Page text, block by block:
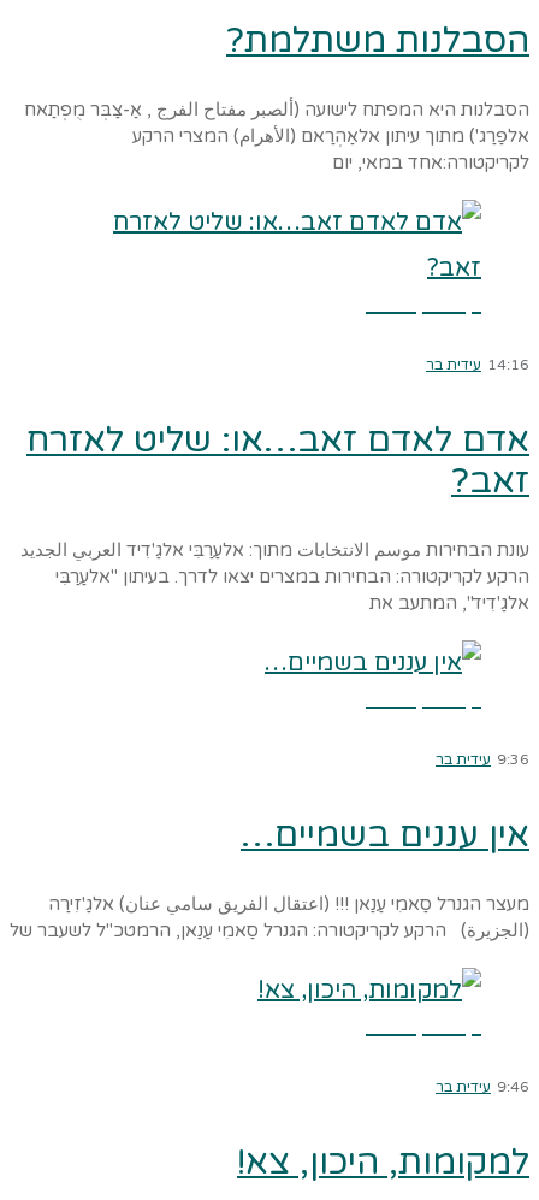
הסבלנות משתלמת?
הסבלנות היא המפתח לישועה (ألصبر مفتاح الفرج , אַ-צַבְּר מֻפְתַאח
אלפַרַג') מתוך עיתון אלאַהְרַאם (الأهرام) המצרי הרקע
לקריקטורה:אחד במאי, יום
14:16 עידית בר
אדם לאדם זאב…או: שליט לאזרח
זאב?
עונת הבחירות موسم الانتخابات מתוך: אלעַרַבִּי אלגַ'דִיד العربي الجديد
הרקע לקריקטורה: הבחירות במצרים יצאו לדרך. בעיתון "אלעַרַבִּי
אלגַ'דִיד", המתעב את
9:36 עידית בר
אין עננים בשמיים…
מעצר הגנרל סַאמִי עַנַאן !!! (اعتقال الفريق سامي عنان) אלגַ'זִירַה
(الجزيرة) הרקע לקריקטורה: הגנרל סַאמִי עַנַאן, הרמטכ"ל לשעבר של
9:46 עידית בר
למקומות, היכון, צא!